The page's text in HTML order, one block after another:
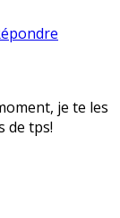
je te les
de tps!